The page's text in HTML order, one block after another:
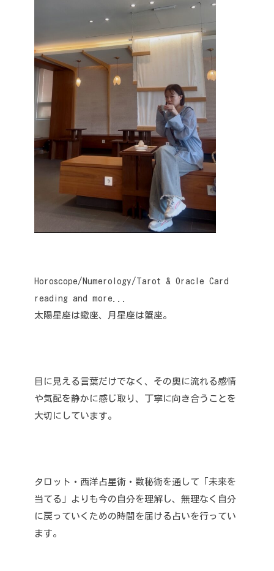
Horoscope/Numerology/Tarot & Oracle Card
reading and more...
太陽星座は蠍座、月星座は蟹座。
目に見える言葉だけでなく、その奥に流れる感情
や気配を静かに感じ取り、丁寧に向き合うことを
大切にしています。
タロット・西洋占星術・数秘術を通して「未来を
当てる」よりも今の自分を理解し、無理なく自分
に戻っていくための時間を届ける占いを行ってい
ます。